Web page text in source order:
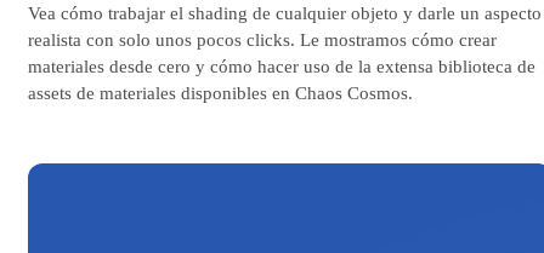
Vea cómo trabajar el shading de cualquier objeto y darle un aspecto
realista con solo unos pocos clicks. Le mostramos cómo crear
materiales desde cero y cómo hacer uso de la extensa biblioteca de
assets de materiales disponibles en Chaos Cosmos.